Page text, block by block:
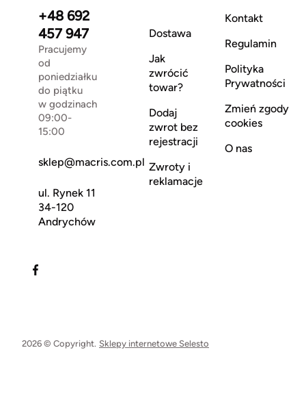
+48 692
457 947
Pracujemy
od
poniedziałku
do piątku
w godzinach
09:00-
15:00
sklep@macris.com.pl
ul. Rynek 11
34-120
Andrychów
Dostawa
Jak
zwrócić
towar?
Dodaj
zwrot bez
rejestracji
Zwroty i
reklamacje
Kontakt
Regulamin
Polityka
Prywatności
Zmień zgody
cookies
O nas
2026 © Copyright. Sklepy internetowe Selesto